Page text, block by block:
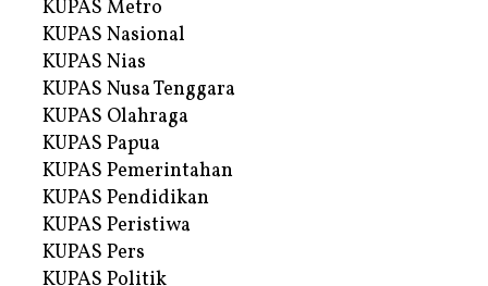
KUPAS Metro
KUPAS Nasional
KUPAS Nias
KUPAS Nusa Tenggara
KUPAS Olahraga
KUPAS Papua
KUPAS Pemerintahan
KUPAS Pendidikan
KUPAS Peristiwa
KUPAS Pers
KUPAS Politik